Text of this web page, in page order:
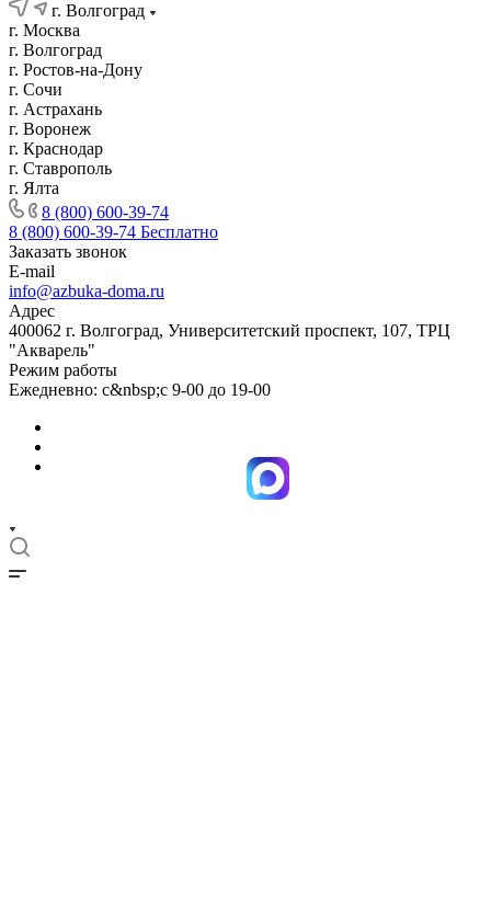
г. Волгоград
г. Москва
г. Волгоград
г. Ростов-на-Дону
г. Сочи
г. Астрахань
г. Воронеж
г. Краснодар
г. Ставрополь
г. Ялта
8 (800) 600-39-74
8 (800) 600-39-74 Бесплатно
Заказать звонок
E-mail
info@azbuka-doma.ru
Адрес
400062 г. Волгоград, Университетский проспект, 107, ТРЦ
"Акварель"
Режим работы
Ежедневно: с&nbsp;с 9-00 до 19-00